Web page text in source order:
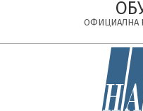
ОФИЦИАЛНА